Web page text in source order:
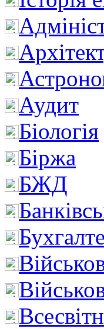
Аудит
Біологія
Біржа
БЖД